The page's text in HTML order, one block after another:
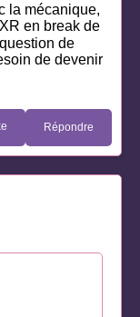
la mécanique,
en break de
de
de devenir
Répondre